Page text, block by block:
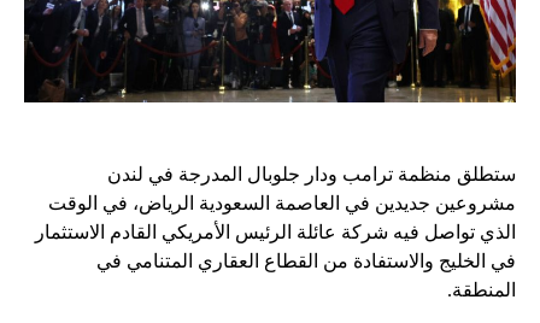
ستطلق منظمة ترامب ودار جلوبال المدرجة في لندن
مشروعين جديدين في العاصمة السعودية الرياض، في الوقت
الذي تواصل فيه شركة عائلة الرئيس الأمريكي القادم الاستثمار
في الخليج والاستفادة من القطاع العقاري المتنامي في
المنطقة.